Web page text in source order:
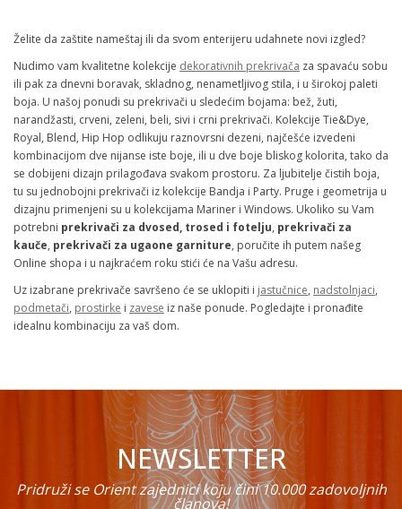
Želite da zaštite nameštaj ili da svom enterijeru udahnete novi izgled?
Nudimo vam kvalitetne kolekcije dekorativnih prekrivača za spavaću sobu
ili pak za dnevni boravak, skladnog, nenametljivog stila, i u širokoj paleti
boja. U našoj ponudi su prekrivači u sledećim bojama: bež, žuti,
narandžasti, crveni, zeleni, beli, sivi i crni prekrivači. Kolekcije Tie&Dye,
Royal, Blend, Hip Hop odlikuju raznovrsni dezeni, najčešće izvedeni
kombinacijom dve nijanse iste boje, ili u dve boje bliskog kolorita, tako da
se dobijeni dizajn prilagođava svakom prostoru. Za ljubitelje čistih boja,
tu su jednobojni prekrivači iz kolekcije Bandja i Party. Pruge i geometrija u
dizajnu primenjeni su u kolekcijama Mariner i Windows. Ukoliko su Vam
potrebni prekrivači za dvosed, trosed i fotelju, prekrivači za
kauče, prekrivači za ugaone garniture, poručite ih putem našeg
Online shopa i u najkraćem roku stići će na Vašu adresu.
Uz izabrane prekrivače savršeno će se uklopiti i jastučnice, nadstolnjaci,
podmetači, prostirke i zavese iz naše ponude. Pogledajte i pronađite
idealnu kombinaciju za vaš dom.
NEWSLETTER
Pridruži se Orient zajednici koju čini 10.000 zadovoljnih
članova!